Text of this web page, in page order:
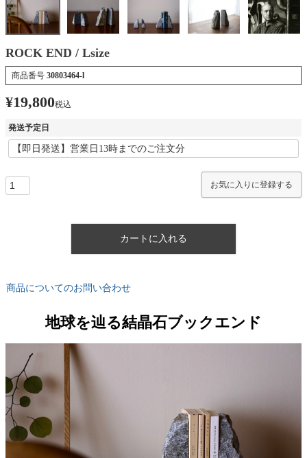
ROCK END / Lsize
商品番号 30803464-l
¥19,800税込
発送予定日
お気に入りに登録する
カートに入れる
商品についてのお問い合わせ
地球を辿る結晶石ブックエンド